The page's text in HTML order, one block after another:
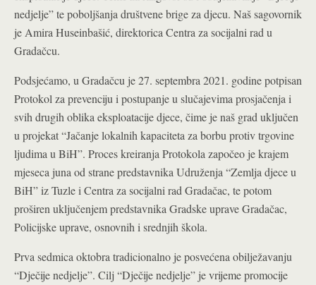
nedjelje” te poboljšanja društvene brige za djecu. Naš sagovornik
je Amira Huseinbašić, direktorica Centra za socijalni rad u
Gradačcu.
Podsjećamo, u Gradačcu je 27. septembra 2021. godine potpisan
Protokol za prevenciju i postupanje u slučajevima prosjačenja i
svih drugih oblika eksploatacije djece, čime je naš grad uključen
u projekat “Jačanje lokalnih kapaciteta za borbu protiv trgovine
ljudima u BiH”. Proces kreiranja Protokola započeo je krajem
mjeseca juna od strane predstavnika Udruženja “Zemlja djece u
BiH” iz Tuzle i Centra za socijalni rad Gradačac, te potom
proširen uključenjem predstavnika Gradske uprave Gradačac,
Policijske uprave, osnovnih i srednjih škola.
Prva sedmica oktobra tradicionalno je posvećena obilježavanju
“Dječije nedjelje”. Cilj “Dječije nedjelje” je vrijeme promocije